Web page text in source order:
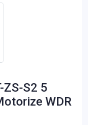
ZS-S2 5
WDR